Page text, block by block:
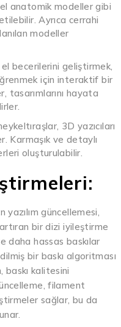
anatomik modeller gibi
Ayrıca cerrahi
modeller
el becerilerini geliştirmek,
için interaktif bir
tasarımlarını hayata
3D yazıcıları
Karmaşık ve detaylı
oluşturulabilir.
yazılım güncellemesi,
bir dizi iyileştirme
daha hassas baskılar
bir baskı algoritması
baskı kalitesini
filament
sağlar, bu da